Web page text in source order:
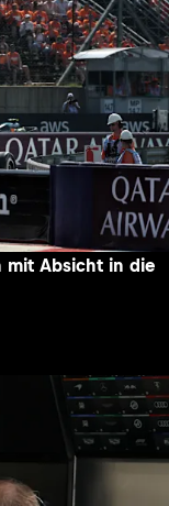
mit Absicht in die